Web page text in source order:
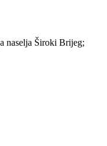
naselja Široki Brijeg;